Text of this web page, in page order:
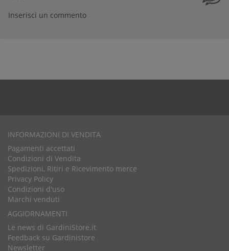
Inserisci un commento
INFORMAZIONI DI VENDITA
Pagamenti accettati
Condizioni di Vendita
Spedizioni, Ritiri e Ricevimento merce
Privacy Policy
Condizioni d'uso
Marchi venduti
AGGIORNAMENTI
Le news di GardiniStore.it
Feedback su Gardinistore
Newsletter